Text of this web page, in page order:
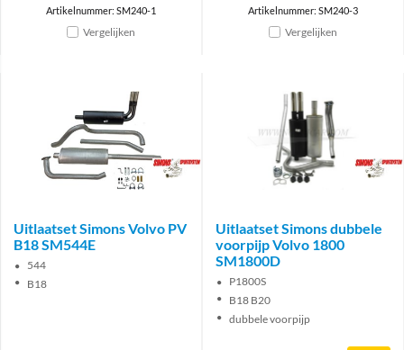
Artikelnummer: SM240-1
Vergelijken
Artikelnummer: SM240-3
Vergelijken
Brand
Uitlaatset Simons Volvo PV
B18 SM544E
544
B18
Brand
Uitlaatset Simons dubbele
voorpijp Volvo 1800
SM1800D
P1800S
B18 B20
dubbele voorpijp